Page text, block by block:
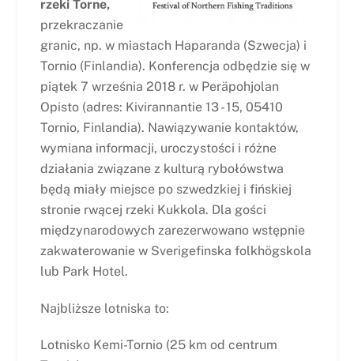
rzeki Torne,
przekraczanie
granic, np. w miastach Haparanda (Szwecja) i
Tornio (Finlandia). Konferencja odbędzie się w
piątek 7 września 2018 r. w Peräpohjolan
Opisto (adres: Kivirannantie 13 - 15, 05410
Tornio, Finlandia). Nawiązywanie kontaktów,
wymiana informacji, uroczystości i różne
działania związane z kulturą rybołówstwa
będą miały miejsce po szwedzkiej i fińskiej
stronie rwącej rzeki Kukkola. Dla gości
międzynarodowych zarezerwowano wstępnie
zakwaterowanie w Sverigefinska folkhögskola
lub Park Hotel.
Najbliższe lotniska to:
Lotnisko Kemi-Tornio (25 km od centrum